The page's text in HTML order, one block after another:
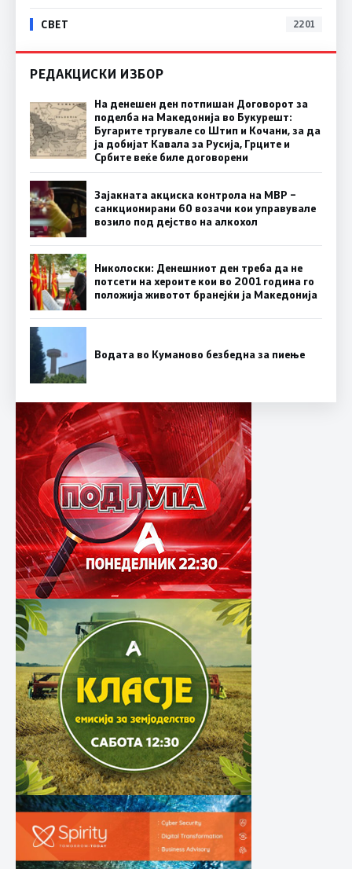
СВЕТ 2201
РЕДАКЦИСКИ ИЗБОР
На денешен ден потпишан Договорот за
поделба на Македонија во Букурешт:
Бугарите тргувале со Штип и Кочани, за да
ја добијат Кавала за Русија, Грците и
Србите веќе биле договорени
Зајакната акциска контрола на МВР –
санкционирани 60 возачи кои управувале
возило под дејство на алкохол
Николоски: Денешниот ден треба да не
потсети на хероите кои во 2001 година го
положија животот бранејќи ја Македонија
Водата во Куманово безбедна за пиење